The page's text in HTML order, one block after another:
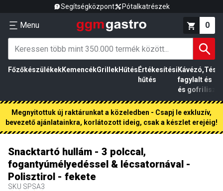
Segítségközpont Pótalkatrészek
Menu 0
FőzőkészülékekKemencékGrillekHűtés Értékesítési
hűtés
Kávézó,
fagylalt
és gofri
és
liszt
Megnyitottuk új raktárunkat a közeledben - Csapj le exkluzív,
bevezető ajánlatainkra, korlátozott ideig, csak a készlet erejéig!
Snacktartó hullám - 3 polccal,
fogantyúmélyedéssel & lécsatornával -
Polisztirol - fekete
SKU SPSA3